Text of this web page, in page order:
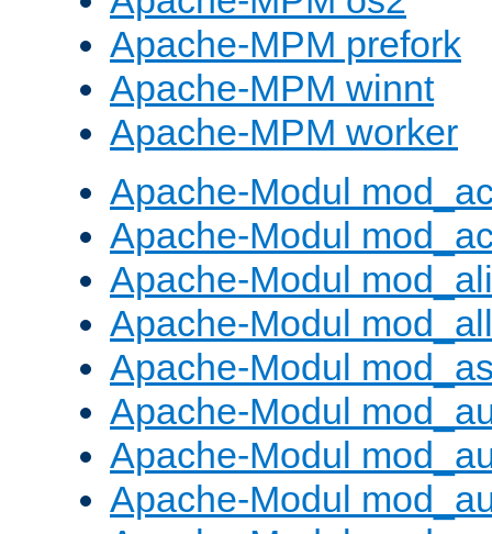
Apache-MPM prefork
Apache-MPM winnt
Apache-MPM worker
Apache-Modul
Apache-Modul
Apache-Modul
Apache-Modul
Apache-Modul
Apache-Modul
Apache-Modul
Apache-Modul